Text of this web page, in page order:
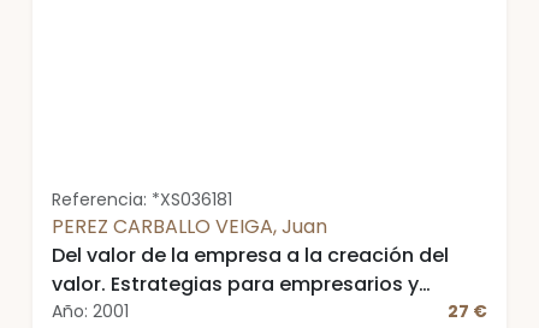
Referencia: *XS036181
PEREZ CARBALLO VEIGA, Juan
Del valor de la empresa a la creación del
valor. Estrategias para empresarios y
financieros
Año: 2001 27 €